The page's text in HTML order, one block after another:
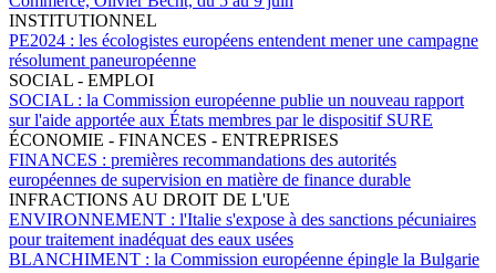
INSTITUTIONNEL
PE2024 : les écologistes européens entendent mener une campagne
résolument paneuropéenne
SOCIAL - EMPLOI
SOCIAL : la Commission européenne publie un nouveau rapport
sur l'aide apportée aux États membres par le dispositif SURE
ÉCONOMIE - FINANCES - ENTREPRISES
FINANCES : premières recommandations des autorités
européennes de supervision en matière de finance durable
INFRACTIONS AU DROIT DE L'UE
ENVIRONNEMENT : l'Italie s'expose à des sanctions pécuniaires
pour traitement inadéquat des eaux usées
BLANCHIMENT : la Commission européenne épingle la Bulgarie